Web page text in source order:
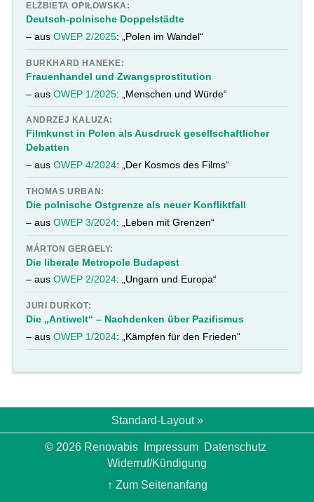
ELŻBIETA OPIŁOWSKA:
Deutsch-polnische Doppelstädte
– ausOWEP 2/2025: „Polen im Wandel“
BURKHARD HANEKE:
Frauenhandel und Zwangsprostitution
– ausOWEP 1/2025: „Menschen und Würde“
ANDRZEJ KALUZA:
Filmkunst in Polen als Ausdruck gesellschaftlicher
Debatten
– ausOWEP 4/2024: „Der Kosmos des Films“
THOMAS URBAN:
Die polnische Ostgrenze als neuer Konfliktfall
– ausOWEP 3/2024: „Leben mit Grenzen“
MÁRTON GERGELY:
Die liberale Metropole Budapest
– ausOWEP 2/2024: „Ungarn und Europa“
JURI DURKOT:
Die „Antiwelt“ – Nachdenken über Pazifismus
– ausOWEP 1/2024: „Kämpfen für den Frieden“
Standard-Layout »
© 2026 Renovabis Impressum Datenschutz
Widerruf/Kündigung
↑ Zum Seitenanfang